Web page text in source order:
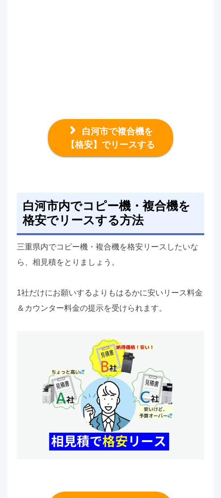
白河市で複合機を
【格安】でリースする
白河市内でコピー機・複合機を
格安でリースする方法
三重県内でコピー機・複合機を格安リースしたいな
ら、相見積をとりましょう。
1社だけにお願いするよりもはるかに安いリース料金
＆カウンター料金の提示を受けられます。